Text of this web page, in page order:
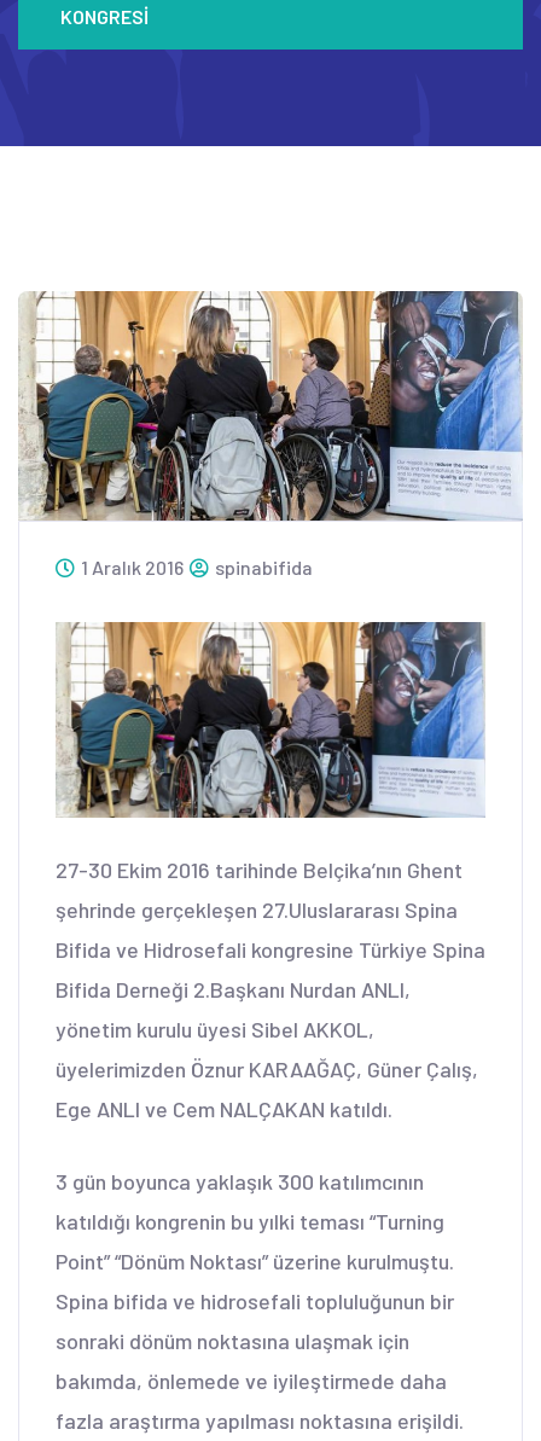
KONGRESİ
1 Aralık 2016 spinabifida
27-30 Ekim 2016 tarihinde Belçika’nın Ghent
şehrinde gerçekleşen 27.Uluslararası Spina
Bifida ve Hidrosefali kongresine Türkiye Spina
Bifida Derneği 2.Başkanı Nurdan ANLI,
yönetim kurulu üyesi Sibel AKKOL,
üyelerimizden Öznur KARAAĞAÇ, Güner Çalış,
Ege ANLI ve Cem NALÇAKAN katıldı.
3 gün boyunca yaklaşık 300 katılımcının
katıldığı kongrenin bu yılki teması “Turning
Point” “Dönüm Noktası” üzerine kurulmuştu.
Spina bifida ve hidrosefali topluluğunun bir
sonraki dönüm noktasına ulaşmak için
bakımda, önlemede ve iyileştirmede daha
fazla araştırma yapılması noktasına erişildi.